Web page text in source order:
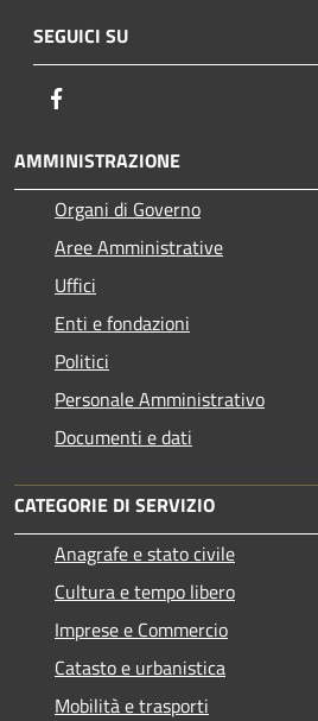
SEGUICI SU
AMMINISTRAZIONE
Organi di Governo
Aree Amministrative
Uffici
Enti e fondazioni
Politici
Personale Amministrativo
Documenti e dati
CATEGORIE DI SERVIZIO
Anagrafe e stato civile
Cultura e tempo libero
Imprese e Commercio
Catasto e urbanistica
Mobilità e trasporti